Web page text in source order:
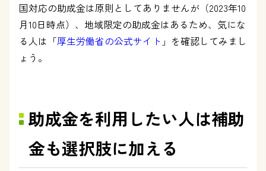
国対応の助成金は原則としてありませんが（2023年10
月10日時点）、地域限定の助成金はあるため、気にな
る人は「厚生労働省の公式サイト 」を確認してみまし
ょう。
助成金を利用したい人は補助
金も選択肢に加える